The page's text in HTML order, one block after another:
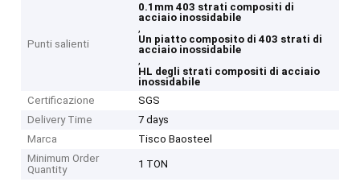
Punti salienti
0.1mm 403 strati compositi di
acciaio inossidabile
,
Un piatto composito di 403 strati di
acciaio inossidabile
,
HL degli strati compositi di acciaio
inossidabile
Certificazione
SGS
Delivery Time
7 days
Marca
Tisco Baosteel
Minimum Order
Quantity
1 TON